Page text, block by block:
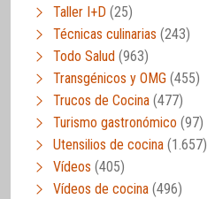
Taller I+D (25)
Técnicas culinarias (243)
Todo Salud (963)
Transgénicos y OMG (455)
Trucos de Cocina (477)
Turismo gastronómico (97)
Utensilios de cocina (1.657)
Vídeos (405)
Vídeos de cocina (496)